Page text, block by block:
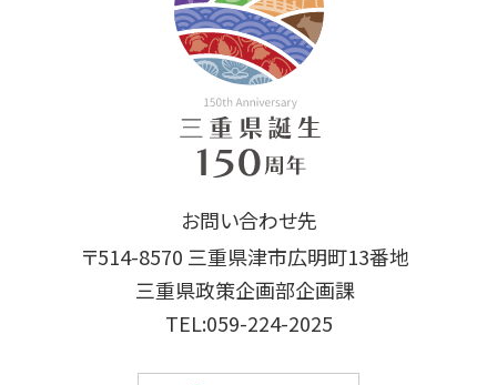
お問い合わせ先
〒514-8570 三重県津市広明町13番地
三重県政策企画部企画課
TEL:059-224-2025